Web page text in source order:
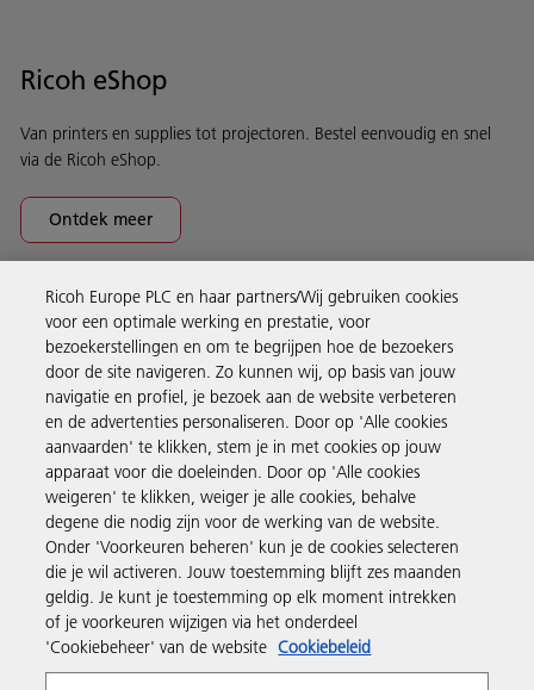
Ricoh eShop
Van printers en supplies tot projectoren. Bestel eenvoudig en snel
via de Ricoh eShop.
Ontdek meer
Business Solutions
Producten en services
Support en contact
Inspiratie
Volg Ricoh
Ricoh Europe PLC en haar partners/Wij gebruiken cookies
voor een optimale werking en prestatie, voor
bezoekerstellingen en om te begrijpen hoe de bezoekers
door de site navigeren. Zo kunnen wij, op basis van jouw
navigatie en profiel, je bezoek aan de website verbeteren
en de advertenties personaliseren. Door op 'Alle cookies
aanvaarden' te klikken, stem je in met cookies op jouw
apparaat voor die doeleinden. Door op 'Alle cookies
weigeren' te klikken, weiger je alle cookies, behalve
degene die nodig zijn voor de werking van de website.
Onder 'Voorkeuren beheren' kun je de cookies selecteren
die je wil activeren. Jouw toestemming blijft zes maanden
geldig. Je kunt je toestemming op elk moment intrekken
of je voorkeuren wijzigen via het onderdeel
'Cookiebeheer' van de website Cookiebeleid